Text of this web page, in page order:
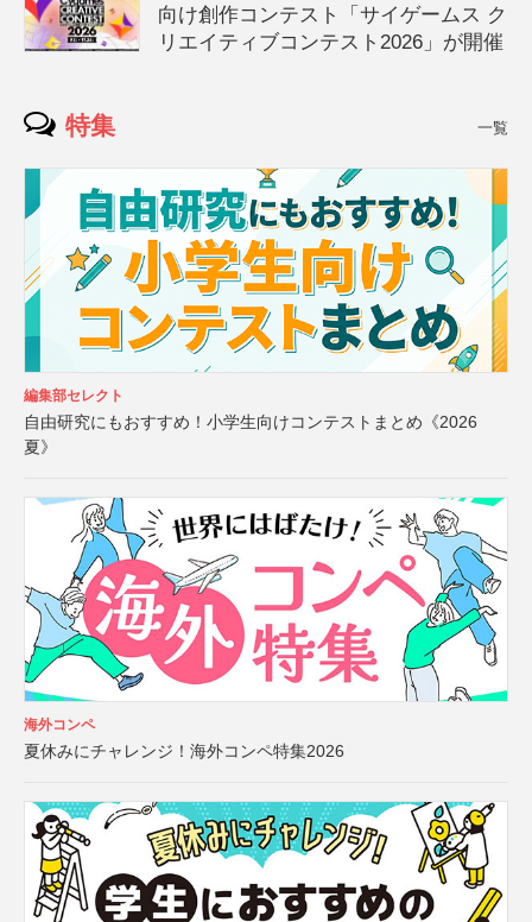
向け創作コンテスト「サイゲームス ク
リエイティブコンテスト2026」が開催
特集 一覧
編集部セレクト
自由研究にもおすすめ！小学生向けコンテストまとめ《2026
夏》
海外コンペ
夏休みにチャレンジ！海外コンペ特集2026